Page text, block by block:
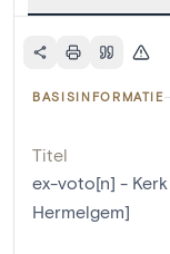
BASISINFORMATIE
Titel
ex-voto[n] -
Hermelgem]